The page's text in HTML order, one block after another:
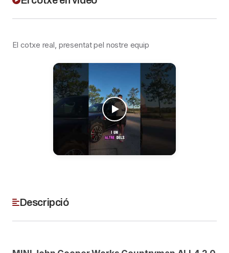
El cotxe real, presentat pel nostre equip
Descripció